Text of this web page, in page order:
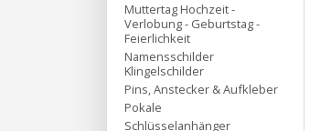
Muttertag Hochzeit -
Verlobung - Geburtstag -
Feierlichkeit
Namensschilder
Klingelschilder
Pins, Anstecker & Aufkleber
Pokale
Schlüsselanhänger